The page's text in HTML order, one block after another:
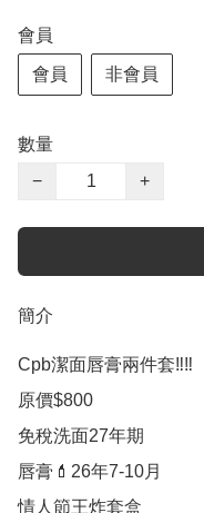
會員
會員 非會員
數量
−
+
簡介
Cpb潔面唇膏兩件套‼️‼️
原價$800
免稅洗面27年期
唇膏💄26年7-10月
情人節王炸套盒